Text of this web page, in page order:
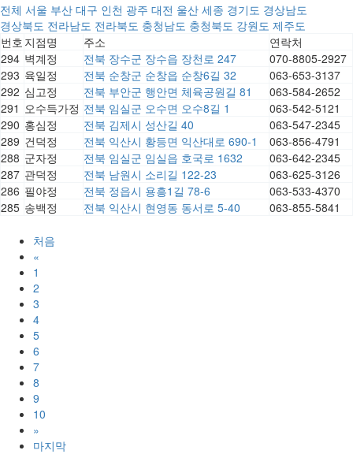
전체 서울 부산 대구 인천 광주 대전 울산 세종 경기도 경상남도
경상북도 전라남도 전라북도 충청남도 충청북도 강원도 제주도
번호 지점명 주소
연락처
294 벽계정 전북 장수군 장수읍 장천로 247
070-8805-2927
293 육일정 전북 순창군 순창읍 순창6길 32
063-653-3137
292 심고정 전북 부안군 행안면 체육공원길 81
063-584-2652
291 오수득가정 전북 임실군 오수면 오수8길 1
063-542-5121
290 홍심정 전북 김제시 성산길 40
063-547-2345
289 건덕정 전북 익산시 황등면 익산대로 690-1
063-856-4791
288 군자정 전북 임실군 임실읍 호국로 1632
063-642-2345
287 관덕정 전북 남원시 소리길 122-23
063-625-3126
286 필야정 전북 정읍시 용흥1길 78-6
063-533-4370
285 송백정 전북 익산시 현영동 동서로 5-40 063-855-5841
처음
«
1
2
3
4
5
6
7
8
9
10
»
마지막